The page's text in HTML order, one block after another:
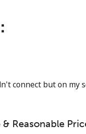
最少 ⁦$5⁩
connect but on my
Reasonable